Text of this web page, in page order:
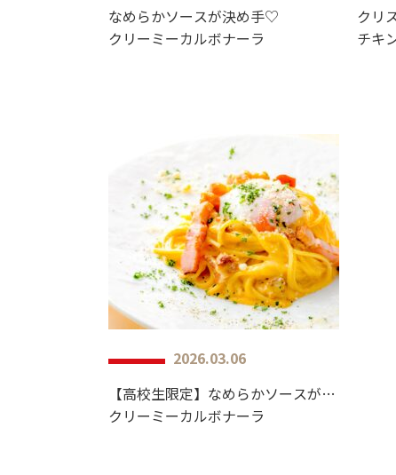
なめらかソースが決め手♡
クリーミーカルボナーラ
クリ
チキ
2026.03.06
【高校生限定】なめらかソースが決め手♡
クリーミーカルボナーラ